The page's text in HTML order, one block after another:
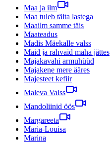
Maa ja ilm
Maa tuleb täita lastega
Maailm samme täis
Maateadus
Madis Mäekalle valss
Maid ja rahvaid maha jättes
Majakavahi armuhüüd
Majakene mere ääres
Majesteet kefiir
Maleva Valss
Mandoliinid öös
Margareeta
Maria-Louisa
Marina